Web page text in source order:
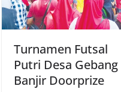
Turnamen Futsal
Putri Desa Gebang
Banjir Doorprize